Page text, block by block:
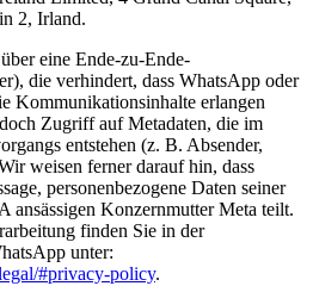
2, Irland.
eine Ende-zu-Ende-
die verhindert, dass WhatsApp oder
Kommunikationsinhalte erlangen
Zugriff auf Metadaten, die im
entstehen (z. B. Absender,
weisen ferner darauf hin, dass
personenbezogene Daten seiner
ansässigen Konzernmutter Meta teilt.
finden Sie in der
unter:
#privacy-policy.